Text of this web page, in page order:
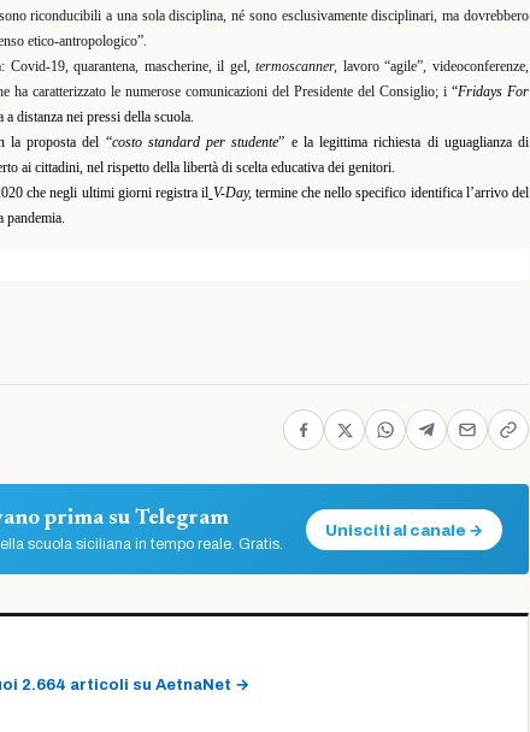
riconducibili a una sola disciplina, né sono esclusivamente disciplinari, ma dovrebbero
etico-antropologico”.
Covid-19, quarantena, mascherine, il gel,termoscanner, lavoro “agile”, videoconferenze,
ha caratterizzato le numerose comunicazioni del Presidente del Consiglio; i “Fridays For
distanza nei pressi della scuola.
la proposta del “costo standard per studente” e la legittima richiesta di uguaglianza di
ai cittadini, nel rispetto della libertà di scelta educativa dei genitori.
che negli ultimi giorni registra il V-Day, termine che nello specifico identifica l’arrivo del
prima su Telegram
scuola siciliana in tempo reale. Gratis.
Unisciti al canale →
2.664 articoli su AetnaNet →